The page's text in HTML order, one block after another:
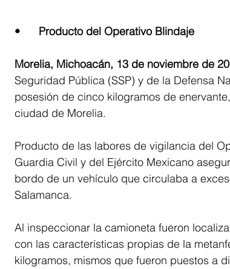
•	Producto del Operativo Blindaje
Morelia, Michoacán, 13 de noviembre de
Seguridad Pública (SSP) y de la Defensa
posesión de cinco kilogramos de
ciudad de Morelia.
Producto de las labores de vigilancia del
Guardia Civil y del Ejército Mexicano
bordo de un vehículo que circulaba a
Salamanca.
Al inspeccionar la camioneta fueron
con las características propias de la
kilogramos, mismos que fueron puestos a